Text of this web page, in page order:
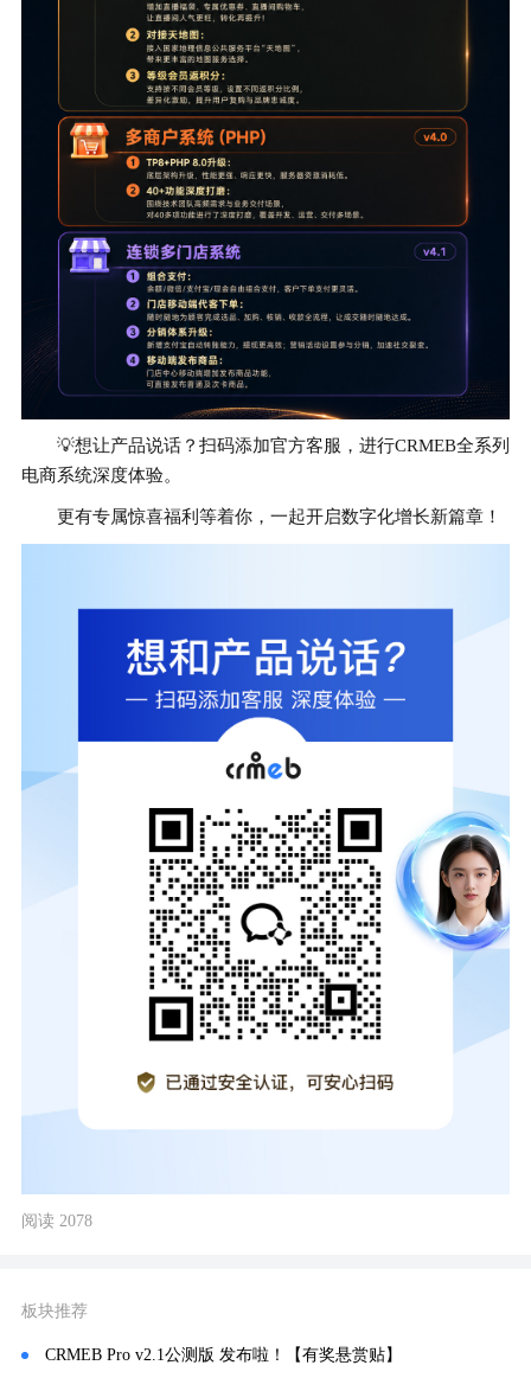
💡想让产品说话？扫码添加官方客服，进行CRMEB全系列
电商系统深度体验。
更有专属惊喜福利等着你，一起开启数字化增长新篇章！
阅读 2078
板块推荐
CRMEB Pro v2.1公测版 发布啦！【有奖悬赏贴】